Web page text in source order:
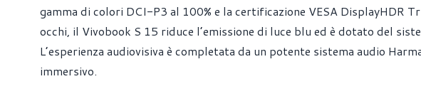
gamma di colori DCI-P3 al 100% e la certificazione VESA DisplayHDR
occhi, il Vivobook S 15 riduce l’emissione di luce blu ed è dotato del
L’esperienza audiovisiva è completata da un potente sistema audio
immersivo.